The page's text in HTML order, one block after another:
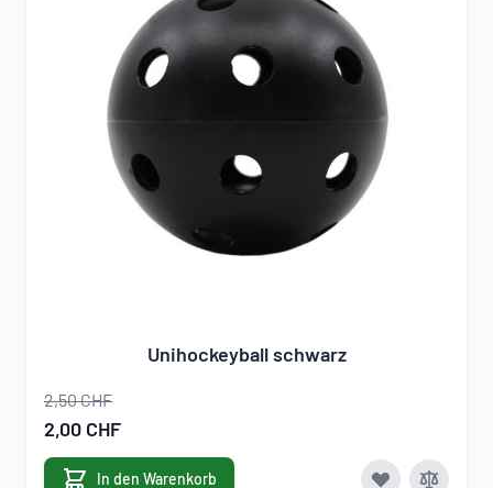
Unihockeyball schwarz
2,50 CHF
Sonderangebot
2,00 CHF
In den Warenkorb